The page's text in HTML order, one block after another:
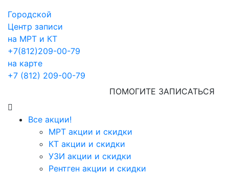
Городской
Центр записи
на МРТ и КТ
+7(812)209-00-79
на карте
+7 (812) 209-00-79
ПОМОГИТЕ ЗАПИСАТЬСЯ
Все акции!
МРТ акции и скидки
КТ акции и скидки
УЗИ акции и скидки
Рентген акции и скидки